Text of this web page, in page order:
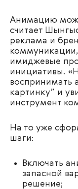
Анимацию
считает
реклама и
имиджевые
инициативы.
воспринимать
картинку” и
инструмент
На то уже
шаги:
Включать
запасной
решение;